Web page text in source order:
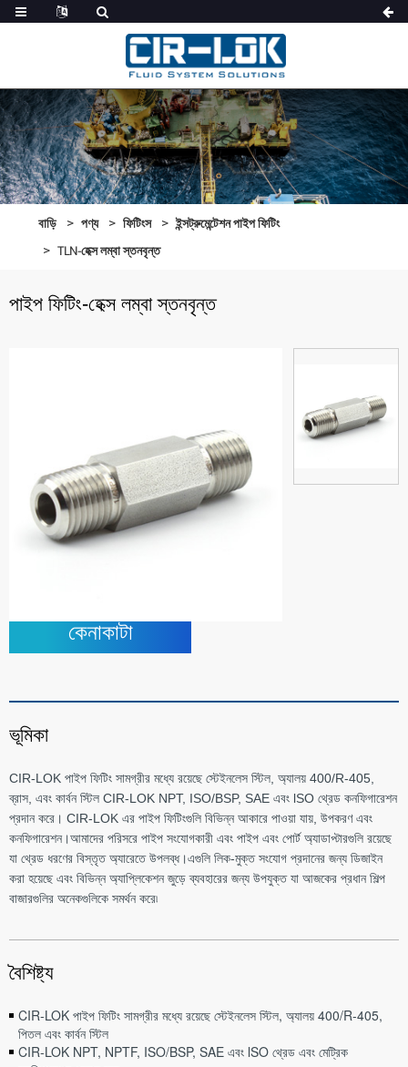
বাড়ি পণ্য ফিটিংস
ইন্সট্রুমেন্টেশন পাইপ ফিটিং
TLN-হেক্স লম্বা স্তনবৃন্ত
পাইপ ফিটিং-হেক্স লম্বা স্তনবৃন্ত
কেনাকাটা
ভূমিকা
CIR-LOK পাইপ ফিটিং সামগ্রীর মধ্যে রয়েছে স্টেইনলেস স্টিল, অ্যালয় 400/R-405,
ব্রাস, এবং কার্বন স্টিল CIR-LOK NPT, ISO/BSP, SAE এবং lSO থ্রেড কনফিগারেশন
প্রদান করে। CIR-LOK এর পাইপ ফিটিংগুলি বিভিন্ন আকারে পাওয়া যায়, উপকরণ এবং
কনফিগারেশন।আমাদের পরিসরে পাইপ সংযোগকারী এবং পাইপ এবং পোর্ট অ্যাডাপ্টারগুলি রয়েছে
যা থ্রেড ধরণের বিস্তৃত অ্যারেতে উপলব্ধ।এগুলি লিক-মুক্ত সংযোগ প্রদানের জন্য ডিজাইন
করা হয়েছে এবং বিভিন্ন অ্যাপ্লিকেশন জুড়ে ব্যবহারের জন্য উপযুক্ত যা আজকের প্রধান শিল্প
বাজারগুলির অনেকগুলিকে সমর্থন করে৷
বৈশিষ্ট্য
CIR-LOK পাইপ ফিটিং সামগ্রীর মধ্যে রয়েছে স্টেইনলেস স্টিল, অ্যালয় 400/R-405,
পিতল এবং কার্বন স্টিল
CIR-LOK NPT, NPTF, ISO/BSP, SAE এবং lSO থ্রেড এবং মেট্রিক